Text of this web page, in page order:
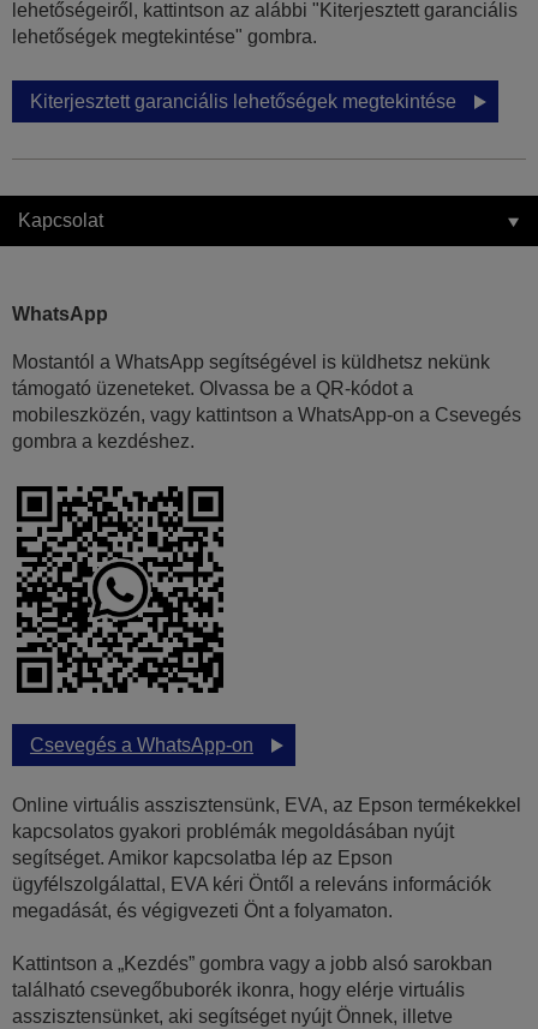
lehetőségeiről, kattintson az alábbi "Kiterjesztett garanciális
lehetőségek megtekintése" gombra.
Kiterjesztett garanciális lehetőségek megtekintése
Kapcsolat
WhatsApp
Mostantól a WhatsApp segítségével is küldhetsz nekünk
támogató üzeneteket. Olvassa be a QR-kódot a
mobileszközén, vagy kattintson a WhatsApp-on a Csevegés
gombra a kezdéshez.
Csevegés a WhatsApp-on
Online virtuális asszisztensünk, EVA, az Epson termékekkel
kapcsolatos gyakori problémák megoldásában nyújt
segítséget. Amikor kapcsolatba lép az Epson
ügyfélszolgálattal, EVA kéri Öntől a releváns információk
megadását, és végigvezeti Önt a folyamaton.
Kattintson a „Kezdés” gombra vagy a jobb alsó sarokban
található csevegőbuborék ikonra, hogy elérje virtuális
asszisztensünket, aki segítséget nyújt Önnek, illetve